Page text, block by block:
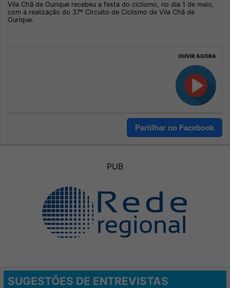
Vila Chã de Ourique recebeu a festa do ciclismo, no dia 1 de maio,
com a realização do 37º Circuito de Ciclismo de Vila Chã de
Ourique.
OUVIR AGORA
Partilhar no Facebook
PUB
SUGESTÕES DE ENTREVISTAS